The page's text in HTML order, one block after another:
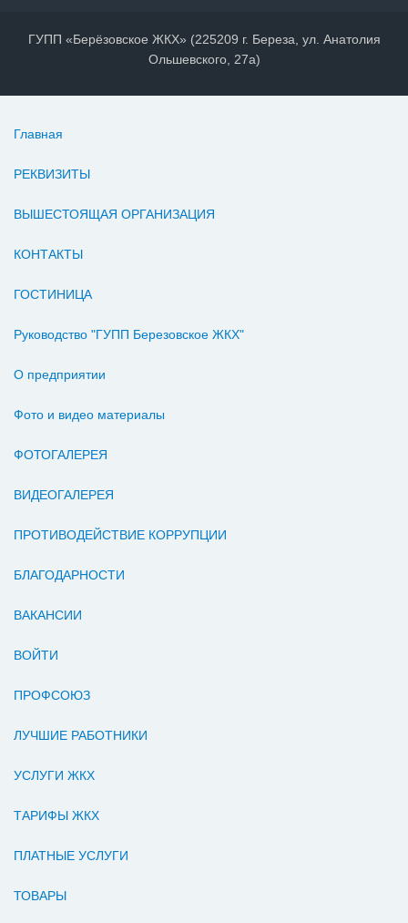
ГУПП «Берёзовское ЖКХ» (225209 г. Береза, ул. Анатолия
Ольшевского, 27а)
Главная
РЕКВИЗИТЫ
ВЫШЕСТОЯЩАЯ ОРГАНИЗАЦИЯ
КОНТАКТЫ
ГОСТИНИЦА
Руководство "ГУПП Березовское ЖКХ"
О предприятии
Фото и видео материалы
ФОТОГАЛЕРЕЯ
ВИДЕОГАЛЕРЕЯ
ПРОТИВОДЕЙСТВИЕ КОРРУПЦИИ
БЛАГОДАРНОСТИ
ВАКАНСИИ
ВОЙТИ
ПРОФСОЮЗ
ЛУЧШИЕ РАБОТНИКИ
УСЛУГИ ЖКХ
ТАРИФЫ ЖКХ
ПЛАТНЫЕ УСЛУГИ
ТОВАРЫ